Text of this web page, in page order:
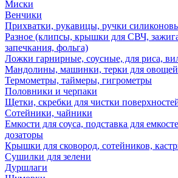
Миски
Венчики
Прихватки, рукавицы, ручки
Разное (клипсы, крышки для СВЧ,
запечкания, фольга)
Ложки гарнирные, соусные, для риса,
Мандолины, машинки, терки для овощей
Термометры, таймеры, гигрометры
Половники и черпаки
Щетки, скребки для чистки
Сотейники, чайники
Емкости для соуса, подставка для
дозаторы
Крышки для сковород, сотейников,
Сушилки для зелени
Дуршлаги